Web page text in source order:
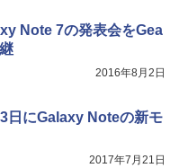
Note 7の発表会をGea
2016年8月2日
日にGalaxy Noteの新モ
2017年7月21日